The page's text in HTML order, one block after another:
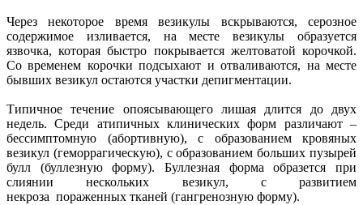
Через некоторое время везикулы вскрываются, серозное
содержимое изливается, на месте везикулы образуется
язвочка, которая быстро покрывается желтоватой корочкой.
Со временем корочки подсыхают и отваливаются, на месте
бывших везикул остаются участки депигментации.
Типичное течение опоясывающего лишая длится до двух
недель. Среди атипичных клинических форм различают –
бессимптомную (абортивную), с образованием кровяных
везикул (геморрагическую), с образованием больших пузырей
булл (буллезную форму). Буллезная форма образется при
слиянии нескольких везикул, с развитием
некроза пораженных тканей (гангренозную форму).